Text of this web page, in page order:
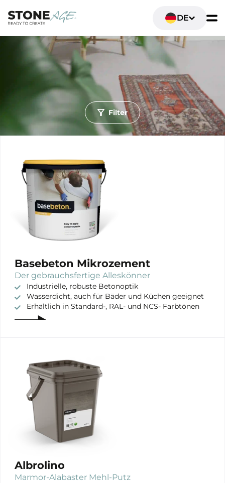
DE
Filter
Ruimte
Wohn- und Lebensräume
Gastronomie & Einzelhandel
Büro- und Arbeitsräume
Fitness- und Sportbereiche
Ondergrond Wande
Gebruik Innenausstattung
Basebeton Mikrozement
Der gebrauchsfertige Alleskönner
Industrielle, robuste Betonoptik
Wasserdicht, auch für Bäder und Küchen geeignet
Erhältlich in Standard-, RAL- und NCS- Farbtönen
Albrolino
Marmor-Alabaster Mehl-Putz